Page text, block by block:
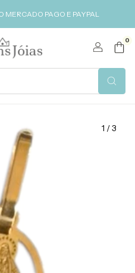
MERCADO PAGO E PAYPAL
0
1 /3